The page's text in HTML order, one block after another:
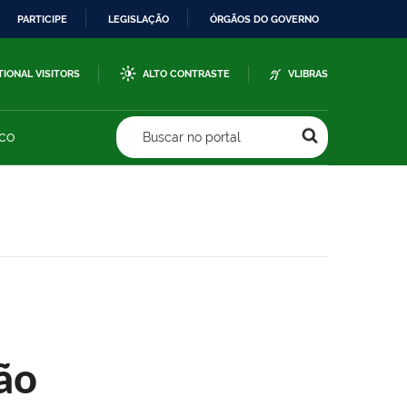
PARTICIPE LEGISLAÇÃO ÓRGÃOS DO GOVERNO
VISITORS ALTO CONTRASTE VLIBRAS
Buscar no portal